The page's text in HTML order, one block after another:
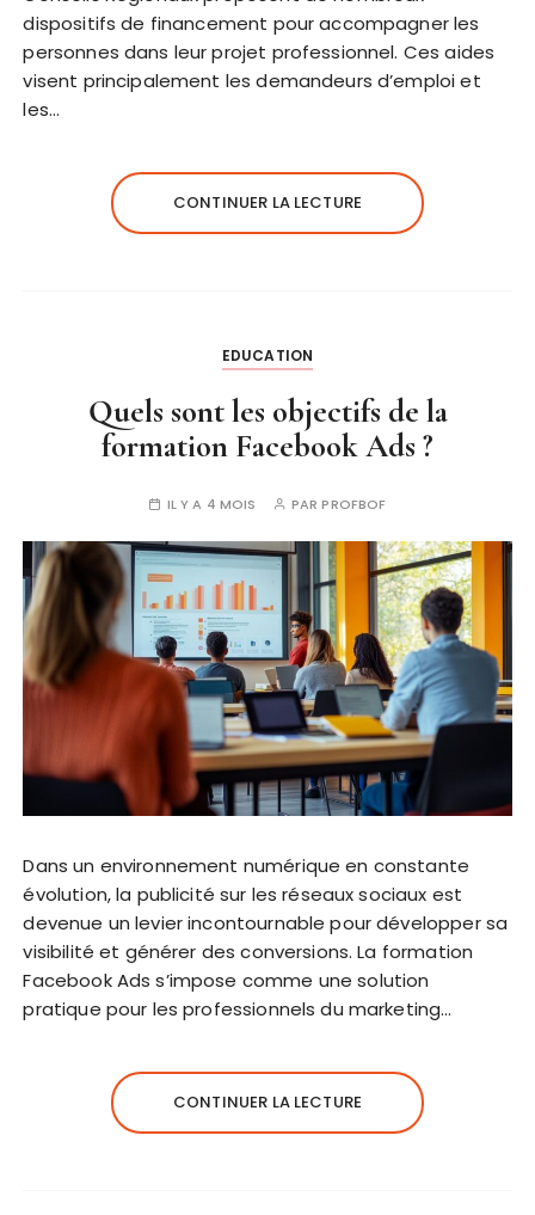
dispositifs de financement pour accompagner les
personnes dans leur projet professionnel. Ces aides
visent principalement les demandeurs d’emploi et
les…
CONTINUER LA LECTURE
EDUCATION
Quels sont les objectifs de la
formation Facebook Ads ?
IL Y A 4 MOIS PARPROFBOF
Dans un environnement numérique en constante
évolution, la publicité sur les réseaux sociaux est
devenue un levier incontournable pour développer sa
visibilité et générer des conversions. La formation
Facebook Ads s’impose comme une solution
pratique pour les professionnels du marketing…
CONTINUER LA LECTURE